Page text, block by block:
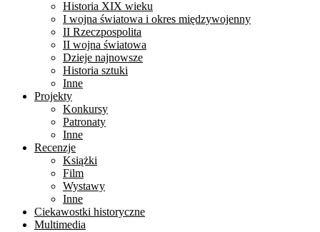
Historia XIX wieku
I wojna światowa i okres międzywojenny
II Rzeczpospolita
II wojna światowa
Dzieje najnowsze
Historia sztuki
Inne
Projekty
Konkursy
Patronaty
Inne
Recenzje
Książki
Film
Wystawy
Inne
Ciekawostki historyczne
Multimedia